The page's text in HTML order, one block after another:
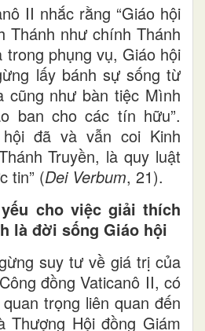
II nhắc rằng “Giáo hội
Thánh như chính Thánh
trong phụng vụ, Giáo hội
lấy bánh sự sống từ
cũng như bàn tiệc Mình
ban cho các tín hữu”.
đã và vẫn coi Kinh
Truyền, là quy luật
tin” (Dei Verbum, 21).
cho việc giải thích
là đời sống Giáo hội
suy tư về giá trị của
đồng Vaticanô II, có
trọng liên quan đến
Thượng Hội đồng Giám